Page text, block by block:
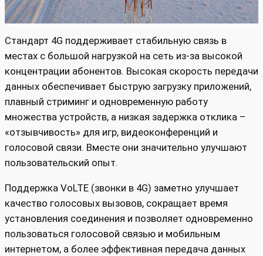
Стандарт 4G поддерживает стабильную связь в
местах с большой нагрузкой на сеть из-за высокой
концентрации абонентов. Высокая скорость передачи
данных обеспечивает быструю загрузку приложений,
плавный стриминг и одновременную работу
множества устройств, а низкая задержка отклика –
«отзывчивость» для игр, видеоконференций и
голосовой связи. Вместе они значительно улучшают
пользовательский опыт.
Поддержка VoLTE (звонки в 4G) заметно улучшает
качество голосовых вызовов, сокращает время
установления соединения и позволяет одновременно
пользоваться голосовой связью и мобильным
интернетом, а более эффективная передача данных